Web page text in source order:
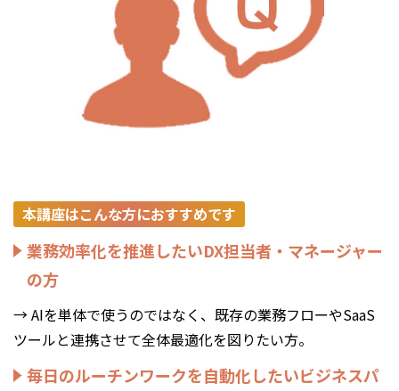
本講座はこんな方におすすめです
業務効率化を推進したいDX担当者・マネージャー
の方
→ AIを単体で使うのではなく、既存の業務フローやSaaS
ツールと連携させて全体最適化を図りたい方。
毎日のルーチンワークを自動化したいビジネスパ